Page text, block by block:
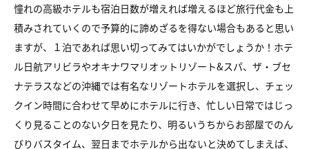
憧れの高級ホテルも宿泊日数が増えれば増えるほど旅行代金も上
積みされていくので予算的に諦めざるを得ない場合もあると思い
ますが、１泊であれば思い切ってみてはいかがでしょうか！ホテ
ル日航アリビラやオキナワマリオットリゾート&スパ、ザ・ブセ
ナテラスなどの沖縄では有名なリゾートホテルを選択し、チェッ
クイン時間に合わせて早めにホテルに行き、忙しい日常ではじっ
くり見ることのない夕日を見たり、明るいうちからお部屋でのん
びりバスタイム、翌日までホテルから出ないと決めてしまえば、